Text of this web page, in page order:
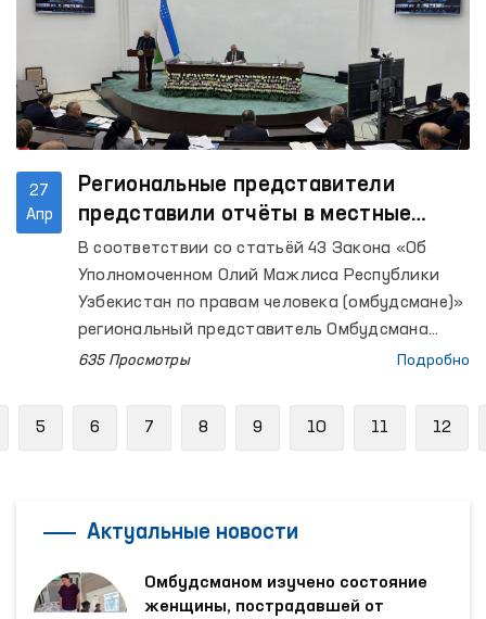
27
Апр
Региональные представители
представили отчёты в местные
Кенгаши о состоянии защиты прав
человека
В соответствии со статьёй 43 Закона «Об
Уполномоченном Олий Мажлиса Республики
Узбекистан по правам человека (омбудсмане)»
региональный представитель Омбудсмана
ежегодно, по согласованию с Омбудсманом,
города Ташкента.
635 Просмотры Подробно
5 6 7 8 9 10 11 12
Актуальные новости
Омбудсманом изучено состояние
женщины, пострадавшей от